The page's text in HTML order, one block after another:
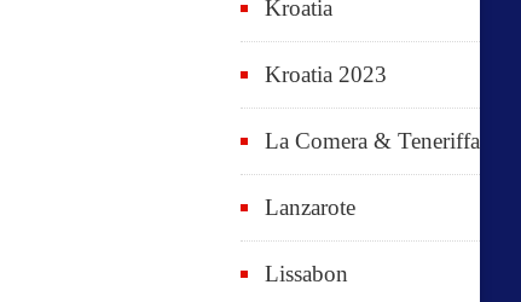
Kroatia
Kroatia 2023
La Comera & Teneriffa
Lanzarote
Lissabon